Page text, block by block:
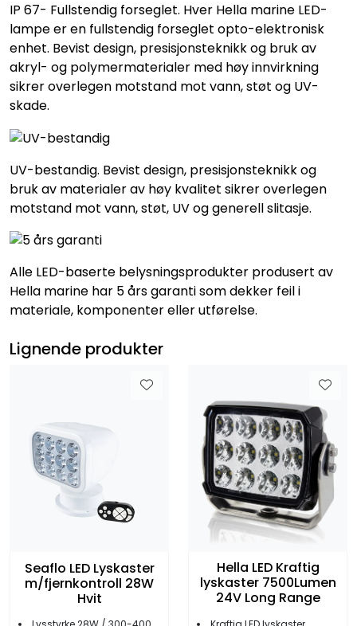
IP 67- Fullstendig forseglet. Hver Hella marine LED-
lampe er en fullstendig forseglet opto-elektronisk
enhet. Bevist design, presisjonsteknikk og bruk av
akryl- og polymermaterialer med høy innvirkning
sikrer overlegen motstand mot vann, støt og UV-
skade.
UV-bestandig. Bevist design, presisjonsteknikk og
bruk av materialer av høy kvalitet sikrer overlegen
motstand mot vann, støt, UV og generell slitasje.
Alle LED-baserte belysningsprodukter produsert av
Hella marine har 5 års garanti som dekker feil i
materiale, komponenter eller utførelse.
Lignende produkter
Seaflo LED Lyskaster
m/fjernkontroll 28W
Hvit
Hella LED Kraftig
lyskaster 7500Lumen
24V Long Range